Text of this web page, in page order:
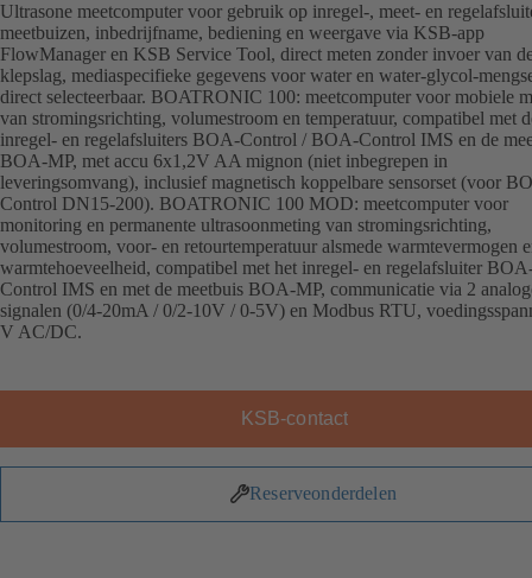
Ultrasone meetcomputer voor gebruik op inregel-, meet- en
meetbuizen, inbedrijfname, bediening en weergave via KSB-app
FlowManager en KSB Service Tool, direct meten zonder invoer van
klepslag, mediaspecifieke gegevens voor water en water-glycol-
direct selecteerbaar. BOATRONIC 100: meetcomputer voor mobiele
van stromingsrichting, volumestroom en temperatuur, compatibel met
inregel- en regelafsluiters BOA-Control / BOA-Control IMS en de
BOA-MP, met accu 6x1,2V AA mignon (niet inbegrepen in
leveringsomvang), inclusief magnetisch koppelbare sensorset (voor
Control DN15-200). BOATRONIC 100 MOD: meetcomputer voor
monitoring en permanente ultrasoonmeting van stromingsrichting,
volumestroom, voor- en retourtemperatuur alsmede warmtevermogen
warmtehoeveelheid, compatibel met het inregel- en regelafsluiter
Control IMS en met de meetbuis BOA-MP, communicatie via 2
signalen (0/4-20mA / 0/2-10V / 0-5V) en Modbus RTU,
V AC/DC.
KSB-contact
Reserveonderdelen